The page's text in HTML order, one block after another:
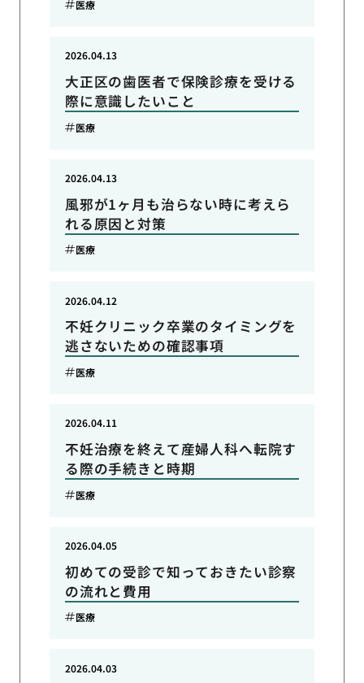
医療
大正区の歯医者で保険診療を受ける
際に意識したいこと
2026.04.13
医療
風邪が1ヶ月も治らない時に考えら
れる原因と対策
2026.04.13
医療
不妊クリニック卒業のタイミングを
逃さないための確認事項
2026.04.12
医療
不妊治療を終えて産婦人科へ転院す
る際の手続きと時期
2026.04.11
医療
初めての受診で知っておきたい診察
の流れと費用
2026.04.05
医療
2026.04.03